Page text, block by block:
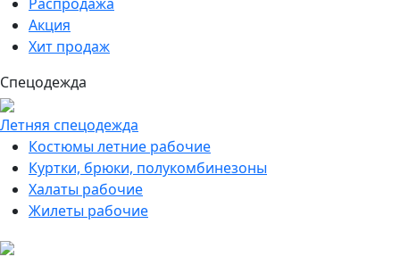
Акция
Хит продаж
Спецодежда
Летняя спецодежда
Костюмы летние рабочие
Куртки, брюки, полукомбинезоны
Халаты рабочие
Жилеты рабочие